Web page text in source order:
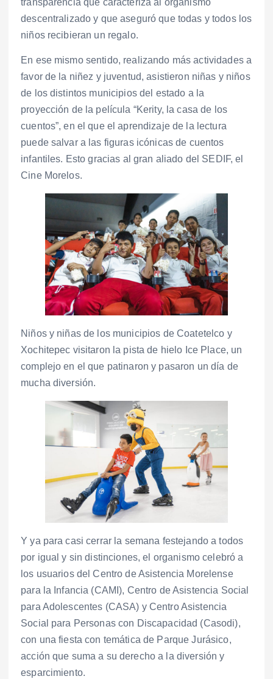
transparencia que caracteriza al organismo
descentralizado y que aseguró que todas y todos los
niños recibieran un regalo.
En ese mismo sentido, realizando más actividades a
favor de la niñez y juventud, asistieron niñas y niños
de los distintos municipios del estado a la
proyección de la película “Kerity, la casa de los
cuentos”, en el que el aprendizaje de la lectura
puede salvar a las figuras icónicas de cuentos
infantiles. Esto gracias al gran aliado del SEDIF, el
Cine Morelos.
Niños y niñas de los municipios de Coatetelco y
Xochitepec visitaron la pista de hielo Ice Place, un
complejo en el que patinaron y pasaron un día de
mucha diversión.
Y ya para casi cerrar la semana festejando a todos
por igual y sin distinciones, el organismo celebró a
los usuarios del Centro de Asistencia Morelense
para la Infancia (CAMI), Centro de Asistencia Social
para Adolescentes (CASA) y Centro Asistencia
Social para Personas con Discapacidad (Casodi),
con una fiesta con temática de Parque Jurásico,
acción que suma a su derecho a la diversión y
esparcimiento.